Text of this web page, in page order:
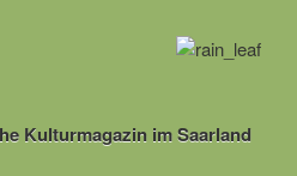
Kulturmagazin im Saarland